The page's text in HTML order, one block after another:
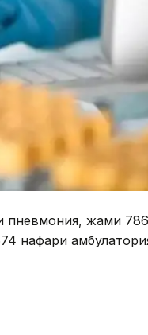
пневмония, жами
нафари